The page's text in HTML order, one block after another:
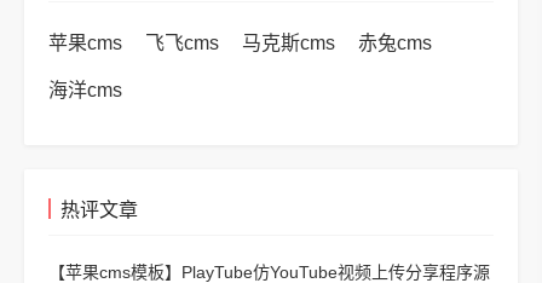
苹果cms 飞飞cms 马克斯cms 赤兔cms
海洋cms
热评文章
【苹果cms模板】 PlayTube仿YouTube视频上传分享程序源